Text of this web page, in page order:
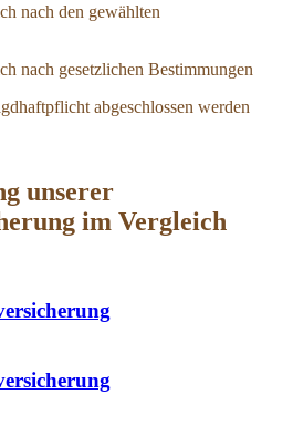
nach den gewählten
nach gesetzlichen Bestimmungen
abgeschlossen werden
unserer
im Vergleich